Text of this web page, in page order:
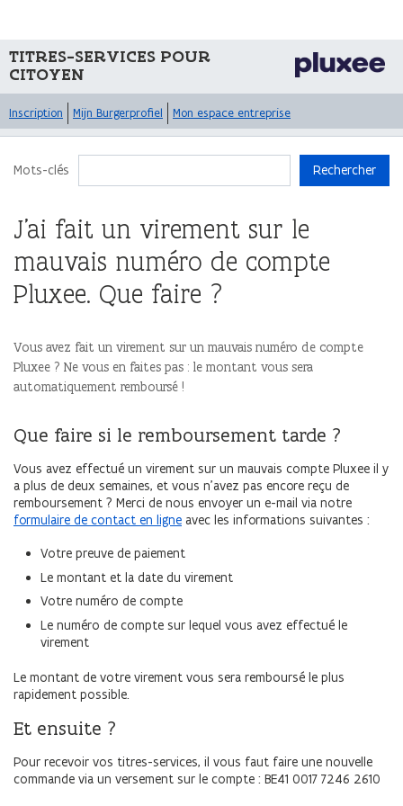
TITRES-SERVICES POUR
CITOYEN
Inscription Mijn Burgerprofiel Mon espace entreprise
Mots-clés Rechercher
J’ai fait un virement sur le
mauvais numéro de compte
Pluxee. Que faire ?
Vous avez fait un virement sur un mauvais numéro de compte
Pluxee ? Ne vous en faites pas : le montant vous sera
automatiquement remboursé !
Que faire si le remboursement tarde ?
Vous avez effectué un virement sur un mauvais compte Pluxee il y
a plus de deux semaines, et vous n’avez pas encore reçu de
remboursement ? Merci de nous envoyer un e-mail via notre
formulaire de contact en ligne avec les informations suivantes :
Votre preuve de paiement
Le montant et la date du virement
Votre numéro de compte
Le numéro de compte sur lequel vous avez effectué le
virement
Le montant de votre virement vous sera remboursé le plus
rapidement possible.
Et ensuite ?
Pour recevoir vos titres-services, il vous faut faire une nouvelle
commande via un versement sur le compte : BE41 0017 7246 2610